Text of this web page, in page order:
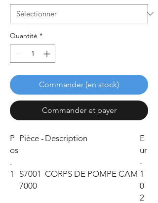
Quantité *
Commander (en stock)
Commander et payer
P
os
.
Pièce - Description
E
ur
-
1
S7001
7000
CORPS DE POMPE CAM 1
0
2